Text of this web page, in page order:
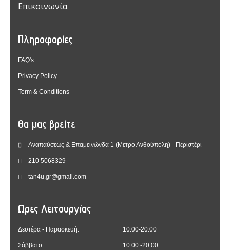
Επικοινωνία
Πληροφορίες
FAQ's
Privacy Policy
Term & Conditions
Θα μας βρείτε
Αναπαύσεως & Επαμεινώνδα 1 (Μετρό Ανθούπολη) - Περιστέρι
210 5068329
tan4u.gr@gmail.com
Ωρες Λειτουργίας
Δευτέρα - Παρασκευή:
Σάββατο
10:00-20:00
10:00 -20:00